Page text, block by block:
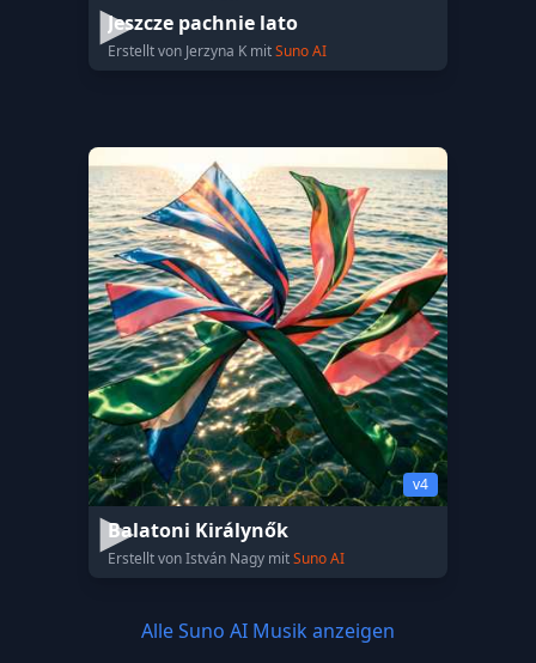
Jeszcze pachnie lato
Erstellt von Jerzyna K mitSuno AI
v4
Balatoni Királynők
Erstellt von István Nagy mitSuno AI
Alle Suno AI Musik anzeigen